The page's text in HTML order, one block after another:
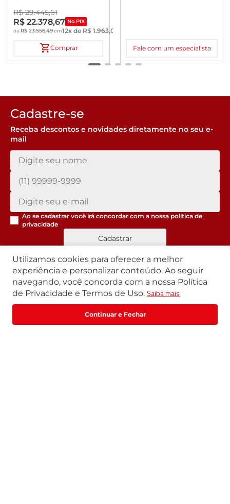
Fale com um especialista
R$ 29.445,61
R$ 22.378,67 No PIX
ou R$ 23.556,49em12x de R$ 1.963,04
Comprar Fale com um especialista
Cadastre-se
Receba descontos e novidades diretamente no seu e-
mail
Ao se cadastrar você irá concordar com a nossa política de
privacidade
Cadastrar
Segunda a Sexta | 07h42 às 17h30
Exceto feriados
WhatsApp:
Email:loja@marte.com.br
Utilizamos cookies para oferecer a melhor
experiência e personalizar conteúdo. Ao seguir
navegando, você concorda com a nossa Política
de Privacidade e Termos de Uso. Saiba mais